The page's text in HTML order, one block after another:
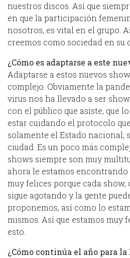
nuestros discos. Así que
en que la participación
nosotros, es vital en el grupo.
creemos como sociedad en su
¿Cómo es adaptarse a este
Adaptarse a estos nuevos
complejo. Obviamente la
virus nos ha llevado a ser
con el público que asiste, que
estar cuidando el protocolo
solamente el Estado nacional,
ciudad. Es un poco más
shows siempre son muy
ahora le estamos encontrando
muy felices porque cada show,
sigue agotando y la gente
proponemos, así como lo
mismos. Así que estamos muy
esto.
¿Cómo continúa el año para la